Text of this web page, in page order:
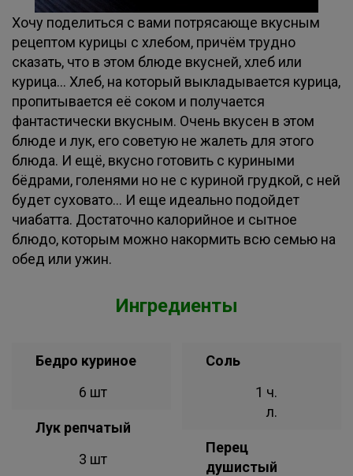
Хочу поделиться с вами потрясающе вкусным
рецептом курицы с хлебом, причём трудно
сказать, что в этом блюде вкусней, хлеб или
курица... Хлеб, на который выкладывается курица,
пропитывается её соком и получается
фантастически вкусным. Очень вкусен в этом
блюде и лук, его советую не жалеть для этого
блюда. И ещё, вкусно готовить с куриными
бёдрами, голенями но не с куриной грудкой, с ней
будет суховато... И еще идеально подойдет
чиабатта. Достаточно калорийное и сытное
блюдо, которым можно накормить всю семью на
обед или ужин.
Ингредиенты
Бедро куриное
6 шт
Лук репчатый
3 шт
Соль
1 ч.
л.
Перец
душистый